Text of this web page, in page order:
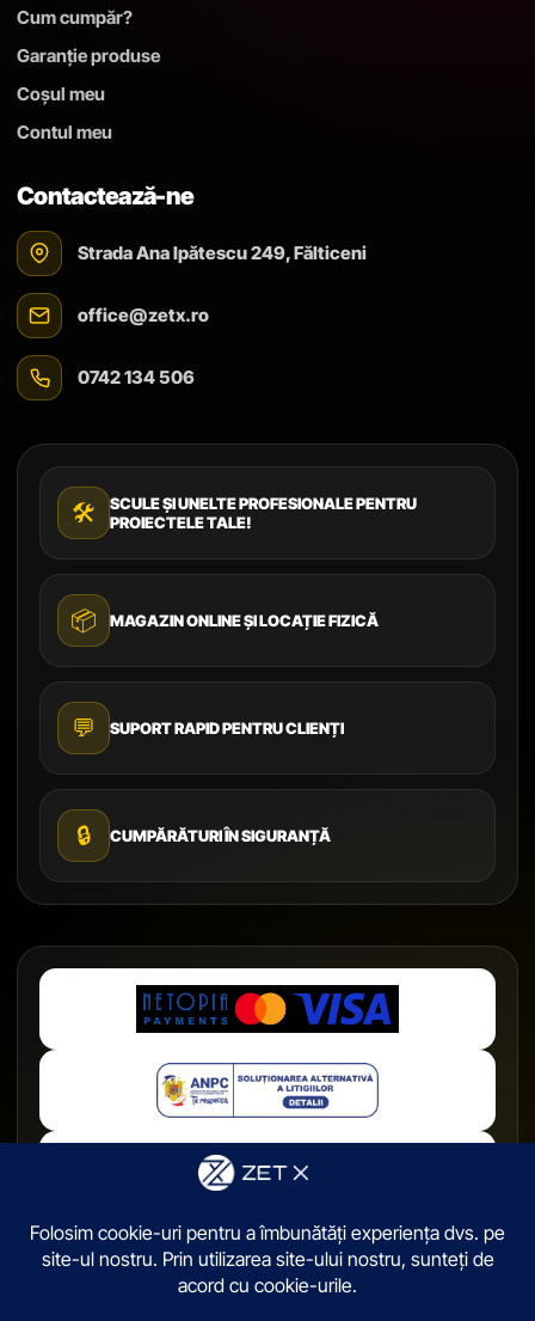
Cum cumpăr?
Garanție produse
Coșul meu
Contul meu
Contactează-ne
Strada Ana Ipătescu 249, Fălticeni
office@zetx.ro
0742 134 506
🛠️
SCULE ȘI UNELTE PROFESIONALE PENTRU
PROIECTELE TALE!
📦 MAGAZIN ONLINE ȘI LOCAȚIE FIZICĂ
💬 SUPORT RAPID PENTRU CLIENȚI
🔒 CUMPĂRĂTURI ÎN SIGURANȚĂ